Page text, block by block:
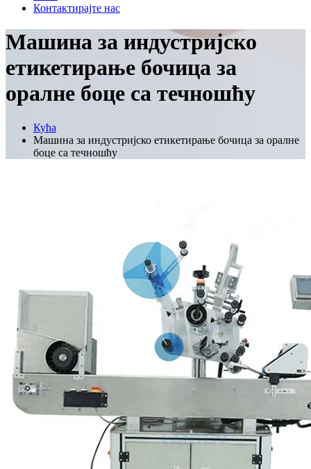
Контактирајте нас
Машина за индустријско
етикетирање бочица за
оралне боце са течношћу
Кућа
Машина за индустријско етикетирање бочица за оралне
боце са течношћу